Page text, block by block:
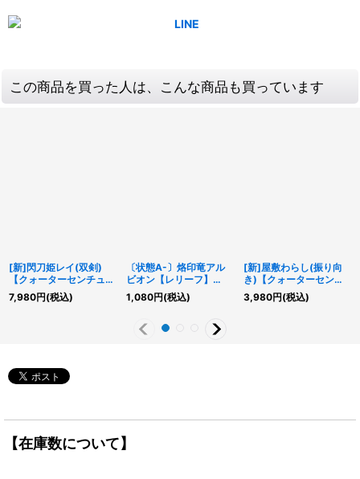
この商品を買った人は、こんな商品も買っています
[新]閃刀姫レイ(双剣)
【クォーターセンチュリ
ーシークレット】
{QCAC-JP008}《モン
7,980円(税込)
〔状態A-〕烙印竜アル
ビオン【レリーフ】
{LIOV-JP033}《融合》
1,080円(税込)
[新]屋敷わらし(振り向
き)【クォーターセンチ
ュリーシークレット】
{QCAC-JP051}《モン
3,980円(税込)
【在庫数について】